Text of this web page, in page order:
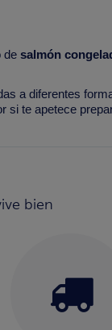
de salmón
a diferentes
si te apetece
bien